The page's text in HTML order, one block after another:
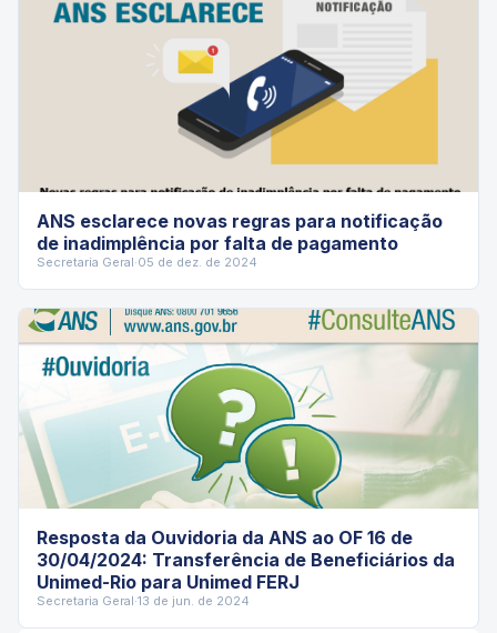
ANS esclarece novas regras para notificação
de inadimplência por falta de pagamento
Secretaria Geral·05 de dez. de 2024
Resposta da Ouvidoria da ANS ao OF 16 de
30/04/2024: Transferência de Beneficiários da
Unimed-Rio para Unimed FERJ
Secretaria Geral·13 de jun. de 2024